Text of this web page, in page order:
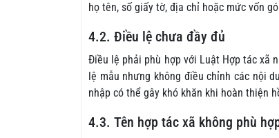
họ tên, số giấy tờ, địa chỉ hoặc mức vốn
4.2. Điều lệ chưa đầy đủ
Điều lệ phải phù hợp với Luật Hợp tác xã
lệ mẫu nhưng không điều chỉnh các nội
nhập có thể gây khó khăn khi hoàn thiện
4.3. Tên hợp tác xã không phù